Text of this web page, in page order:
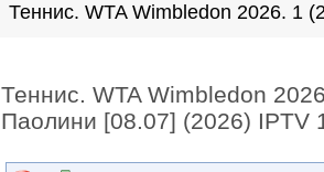
Теннис. WTA Wimbledon 2026. 1
Теннис. WTA Wimbledon
Паолини [08.07] (2026) IPTV